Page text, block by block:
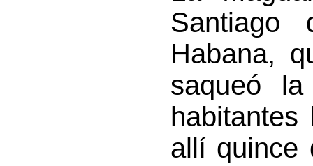
Habana,
saqueó
allí quince